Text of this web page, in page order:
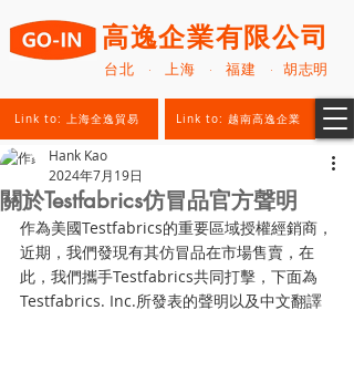
Link to: 上海全逸貿易
高逸企業有限公司
Link to: 越南高逸企業
台北 · 上海 · 福建 · 胡志明
關於Testfabrics仿冒品官方聲明
Hank Kao
2024年7月19日
作為美國Testfabrics的重要區域授權經銷商，
近期，我們發現有其仿冒品在市場售賣，在
此，我們攜手Testfabrics共同打擊，下面為
Testfabrics. Inc.所發表的聲明以及中文翻譯